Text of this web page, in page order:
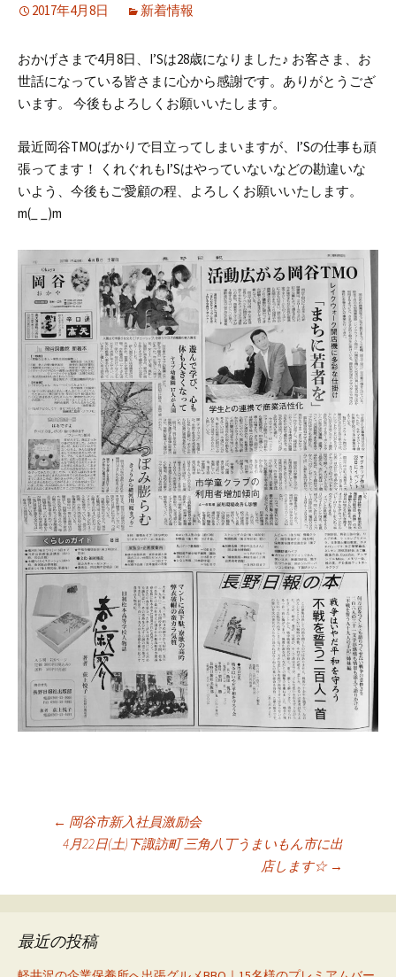
2017年4月8日 新着情報
おかげさまで4月8日、I’Sは28歳になりました♪ お客さま、お
世話になっている皆さまに心から感謝です。ありがとうござ
います。
今後もよろしくお願いいたします。
最近岡谷TMOばかりで目立ってしまいますが、I’Sの仕事も頑
張ってます！
くれぐれもI’Sはやっていないなどの勘違いな
いよう、今後もご愛顧の程、よろしくお願いいたします。
m(_ _)m
← 岡谷市新入社員激励会
4月22日(土)下諏訪町 三角八丁うまいもん市に出
店します☆ →
最近の投稿